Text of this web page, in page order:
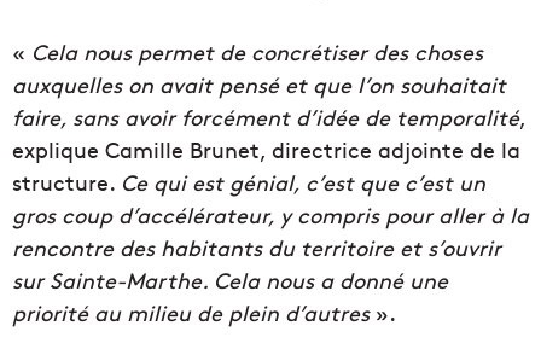
« Cela nous permet de concrétiser des choses
auxquelles on avait pensé et que l’on souhaitait
faire, sans avoir forcément d’idée de temporalité,
explique Camille Brunet, directrice adjointe de la
structure. Ce qui est génial, c’est que c’est un
gros coup d’accélérateur, y compris pour aller à la
rencontre des habitants du territoire et s’ouvrir
sur Sainte-Marthe. Cela nous a donné une
priorité au milieu de plein d’autres ».